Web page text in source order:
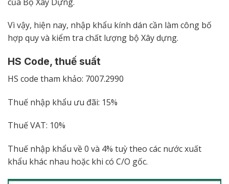
Vì vậy, hiện nay, nhập khẩu kính dán cần làm công bố
hợp quy và kiểm tra chất lượng bộ Xây dựng.
HS Code, thuế suất
HS code tham khảo: 7007.2990
Thuế nhập khẩu ưu đãi: 15%
Thuế VAT: 10%
Thuế nhập khẩu về 0 và 4% tuỳ theo các nước xuất
khẩu khác nhau hoặc khi có C/O gốc.